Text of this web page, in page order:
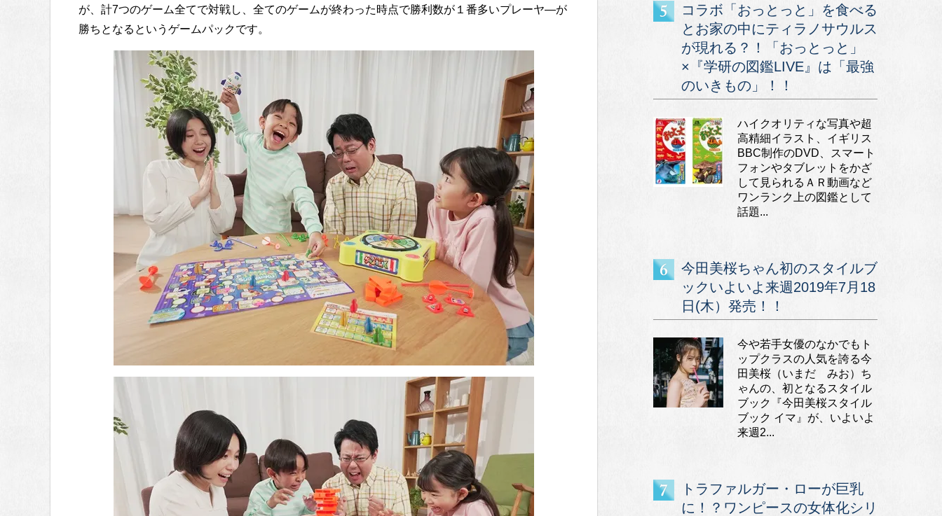
が、計7つのゲーム全てで対戦し、全てのゲームが終わった時点で勝利数が１番多いプレーヤ―が
勝ちとなるというゲームパックです。
コラボ「おっとっと」を食べる
とお家の中にティラノサウルス
が現れる？！「おっとっと」
×『学研の図鑑LIVE』は「最強
のいきもの」！！
ハイクオリティな写真や超
高精細イラスト、イギリス
BBC制作のDVD、スマート
フォンやタブレットをかざ
して見られるＡＲ動画など
ワンランク上の図鑑として
話題...
今田美桜ちゃん初のスタイルブ
ックいよいよ来週2019年7月18
日(木）発売！！
今や若手女優のなかでもト
ップクラスの人気を誇る今
田美桜（いまだ みお）ち
ゃんの、初となるスタイル
ブック『今田美桜スタイル
ブック イマ』が、いよいよ
来週2...
トラファルガー・ローが巨乳
に！？ワンピースの女体化シリ